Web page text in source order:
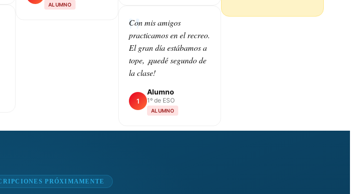
ALUMNO
Con mis amigos
practicamos en el recreo.
El gran día estábamos a
tope, ¡quedé segundo de
la clase!
1
Alumno
1º de ESO
ALUMNO
PRÓXIMAMENTE